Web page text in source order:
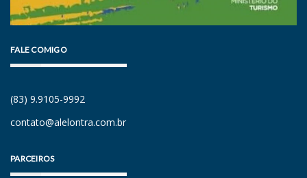
FALE COMIGO
(83) 9.9105-9992
contato@alelontra.com.br
PARCEIROS